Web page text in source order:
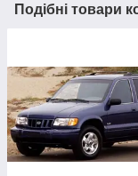
Подібні товари